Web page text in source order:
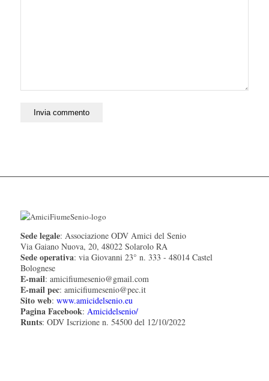
Sede legale: Associazione ODV Amici del Senio
Via Gaiano Nuova, 20, 48022 Solarolo RA
Sede operativa: via Giovanni 23° n. 333 - 48014 Castel
Bolognese
E-mail: amicifiumesenio@gmail.com
E-mail pec: amicifiumesenio@pec.it
Sito web: www.amicidelsenio.eu
Pagina Facebook: Amicidelsenio/
Runts: ODV Iscrizione n. 54500 del 12/10/2022